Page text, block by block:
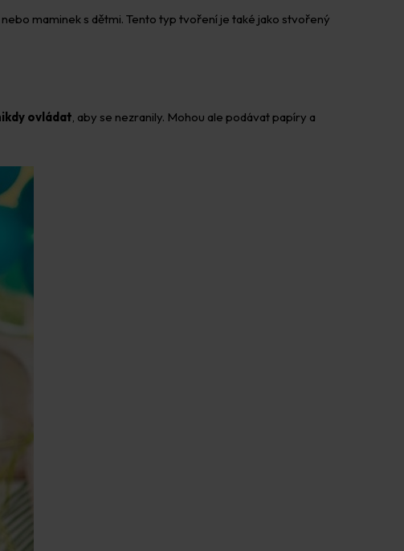
maminek s dětmi. Tento typ tvoření je také jako stvořený
ovládat, aby se nezranily. Mohou ale podávat papíry a